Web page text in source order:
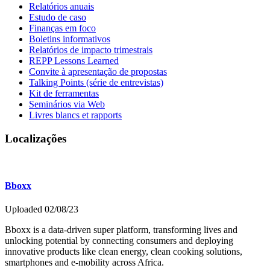
Relatórios anuais
Estudo de caso
Finanças em foco
Boletins informativos
Relatórios de impacto trimestrais
REPP Lessons Learned
Convite à apresentação de propostas
Talking Points (série de entrevistas)
Kit de ferramentas
Seminários via Web
Livres blancs et rapports
Localizações
Bboxx
Uploaded 02/08/23
Bboxx is a data-driven super platform, transforming lives and
unlocking potential by connecting consumers and deploying
innovative products like clean energy, clean cooking solutions,
smartphones and e-mobility across Africa.